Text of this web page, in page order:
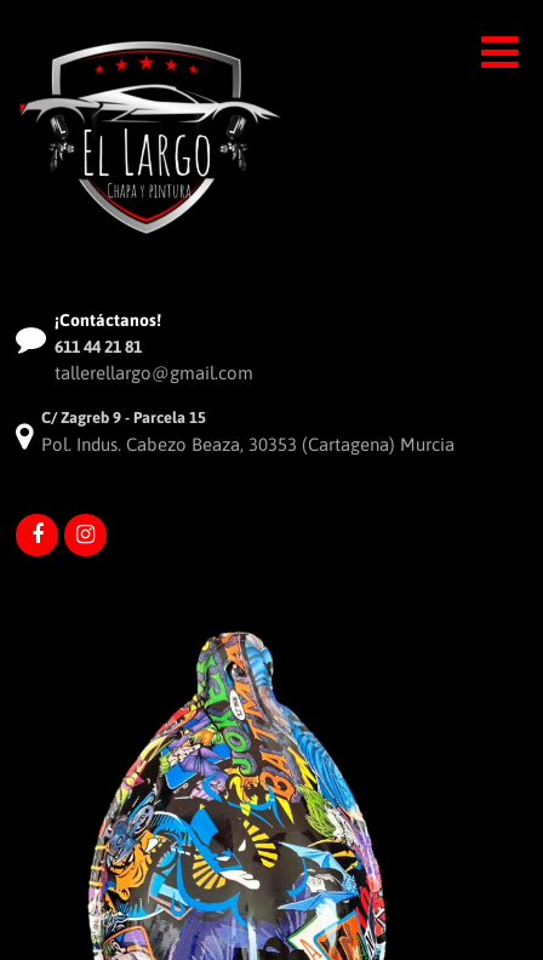
¡Contáctanos!
611 44 21 81
tallerellargo@gmail.com
C/ Zagreb 9 - Parcela 15
Pol. Indus. Cabezo Beaza, 30353 (Cartagena) Murcia